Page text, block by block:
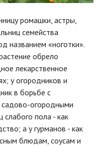
ромашки, астры,
семейства
названием «ноготки».
обрело
лекарственное
у огородников и
в борьбе с
огородными
слабого пола - как
а у гурманов - как
блюдам, соусам и